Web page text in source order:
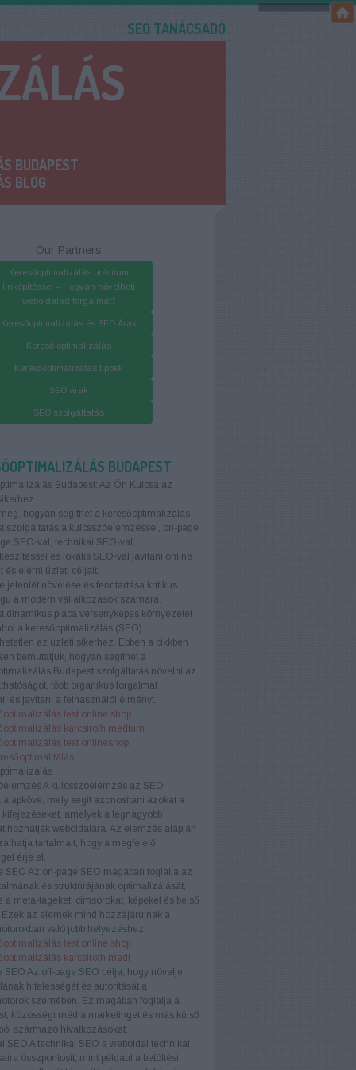
SEO TANÁCSADÓ
BUDAPEST
BLOG
Our Partners
Keresőoptimalizálás prémium
linképítéssel – Hogyan növelheti
weboldalad forgalmát?
Keresőoptimalizálás és SEO Árak
Kereső optimalizálás
Keresőoptimalizálás tippek
SEO árak
SEO szolgáltatás
BUDAPEST
Budapest: Az Ön Kulcsa az
hogyan segíthet a keresőoptimalizálás
szolgáltatás a kulcsszóelemzéssel, on-page
SEO-val, technikai SEO-val,
és lokális SEO-val javítani online
és elérni üzleti céljait.
jelenlét növelése és fenntartása kritikus
a modern vállalkozások számára.
dinamikus piaca versenyképes környezetet
a keresőoptimalizálás (SEO)
az üzleti sikerhez. Ebben a cikkben
bemutatjuk, hogyan segíthet a
Budapest szolgáltatás növelni az
több organikus forgalmat
és javítani a felhasználói élményt.
test online shop
karcsiroth medium
test onlineshop
A kulcsszóelemzés az SEO
alapköve, mely segít azonosítani azokat a
kifejezéseket, amelyek a legnagyobb
hozhatják weboldalára. Az elemzés alapján
tartalmait, hogy a megfelelő
érje el.
SEO Az on-page SEO magában foglalja az
és struktúrájának optimalizálását,
a meta-tageket, címsorokat, képeket és belső
Ezek az elemek mind hozzájárulnak a
való jobb helyezéshez.
test online shop
karcsiroth medi
SEO Az off-page SEO célja, hogy növelje
hitelességét és autoritását a
szemében. Ez magában foglalja a
közösségi média marketinget és más külső
származó hivatkozásokat.
SEO A technikai SEO a weboldal technikai
összpontosít, mint például a betöltési